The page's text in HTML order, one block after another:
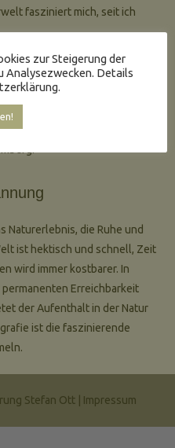
fasziniert mich, seit ich
Verständnis, Rücksicht und
mit guten Bildern belohnt
sind in meiner näheren
Wiesen, Feldern und Wäldern
Naturerlebnis, die Ruhe und
ist hektisch und schnell, Zeit
wird immer kostbarer. In
Erreichbarkeit
der Aufenthalt in der Natur
ist die faszinierende
Stefan Ott | Impressum
zur Steigerung der
Analysezwecken. Details